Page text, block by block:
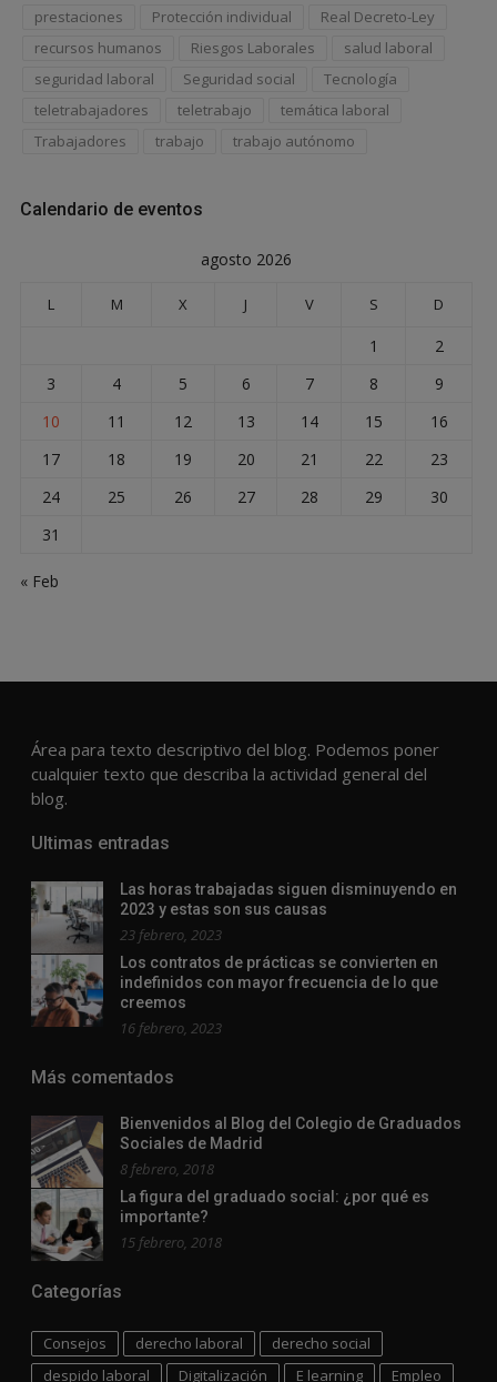
prestaciones
Protección individual
Real Decreto-Ley
recursos humanos
Riesgos Laborales
salud laboral
seguridad laboral
Seguridad social
Tecnología
teletrabajadores
teletrabajo
temática laboral
Trabajadores
trabajo trabajo autónomo
Calendario de eventos
agosto 2026
L M X J V S D
1
2
3
4 5 6 7 8
9
10
11 12 13 14 15
16
17
18 19 20 21 22
23
24
25 26 27 28 29
30
31
« Feb
Área para texto descriptivo del blog. Podemos poner
cualquier texto que describa la actividad general del
blog.
Ultimas entradas
Las horas trabajadas siguen disminuyendo en
2023 y estas son sus causas
23 febrero, 2023
Los contratos de prácticas se convierten en
indefinidos con mayor frecuencia de lo que
creemos
16 febrero, 2023
Más comentados
Bienvenidos al Blog del Colegio de Graduados
Sociales de Madrid
8 febrero, 2018
La figura del graduado social: ¿por qué es
importante?
15 febrero, 2018
Categorías
Consejos derecho laboral
derecho social
despido laboral
Digitalización E learning Empleo